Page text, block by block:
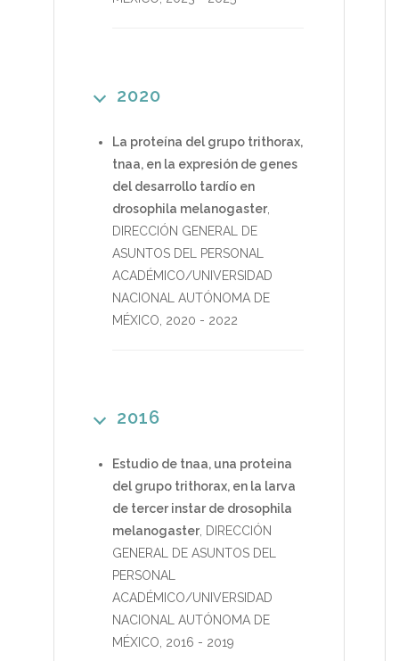
2020
La proteína del grupo trithorax,
tnaa, en la expresión de genes
del desarrollo tardío en
drosophila melanogaster,
DIRECCIÓN GENERAL DE
ASUNTOS DEL PERSONAL
ACADÉMICO/UNIVERSIDAD
NACIONAL AUTÓNOMA DE
MÉXICO, 2020 - 2022
2016
Estudio de tnaa, una proteina
del grupo trithorax, en la larva
de tercer instar de drosophila
melanogaster, DIRECCIÓN
GENERAL DE ASUNTOS DEL
PERSONAL
ACADÉMICO/UNIVERSIDAD
NACIONAL AUTÓNOMA DE
MÉXICO, 2016 - 2019